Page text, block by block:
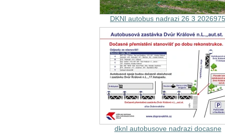
DKNl autobus nadrazi 26 3 2026975
dknl autobusove nadrazi docasne